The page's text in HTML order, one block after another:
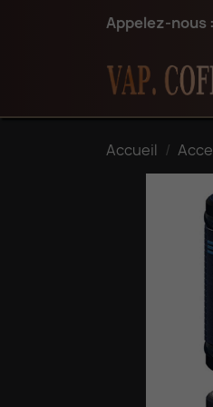
Appelez-nous :
Accueil